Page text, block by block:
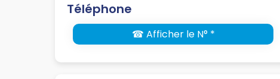
Téléphone
☎ Afficher le N° *